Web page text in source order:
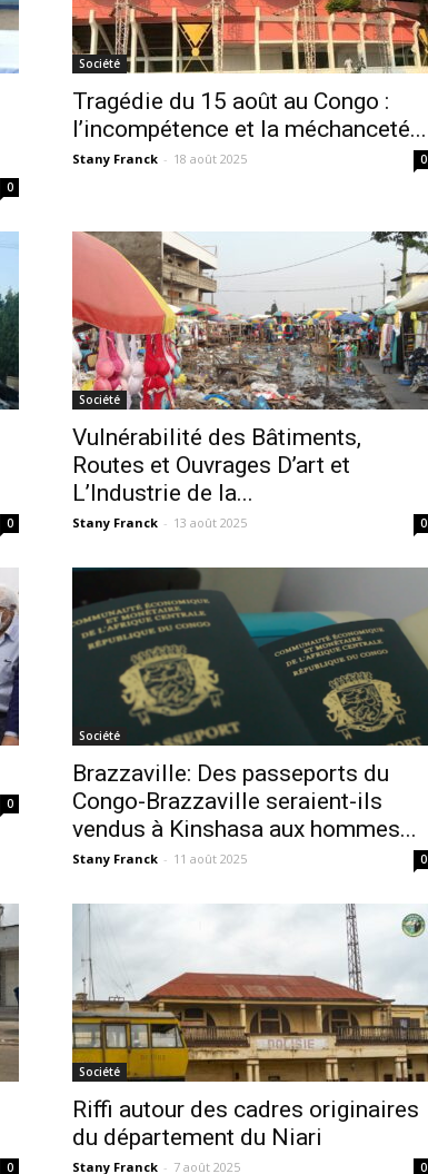
0
Société
Tragédie du 15 août au Congo :
l’incompétence et la méchanceté...
Stany Franck - 18 août 2025 0
0
Société
Vulnérabilité des Bâtiments,
Routes et Ouvrages D’art et
L’Industrie de la...
Stany Franck - 13 août 2025 0
0
Société
Brazzaville: Des passeports du
Congo-Brazzaville seraient-ils
vendus à Kinshasa aux hommes...
Stany Franck - 11 août 2025 0
0
Société
Riffi autour des cadres originaires
du département du Niari
Stany Franck - 7 août 2025 0